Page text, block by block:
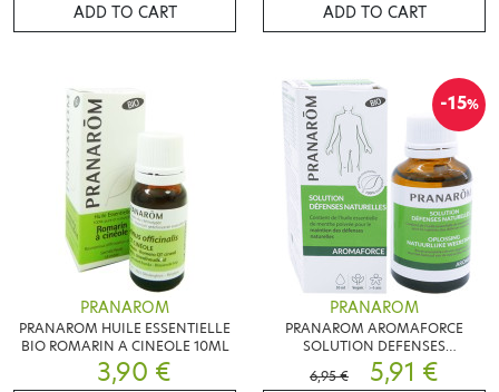
ADD TO CART ADD TO CART
PRANAROM
PRANAROM HUILE ESSENTIELLE
BIO ROMARIN A CINEOLE 10ML
3,90 €
-15%
PRANAROM
PRANAROM AROMAFORCE
SOLUTION DEFENSES
NATURELLES BIO 30ML
6,95 € 5,91 €